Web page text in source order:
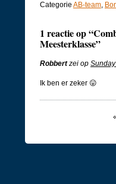
Categorie AB-team,
1 reactie op
Meesterklasse”
Robbertzei op
Ik ben er zeker 😛